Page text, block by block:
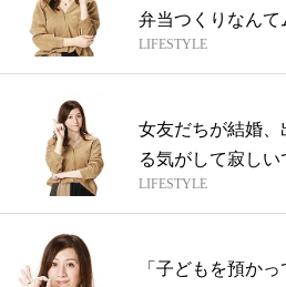
弁当つくりなん
野...
LIFESTYLE
女友だちが結婚
る気がして寂し
野々...
LIFESTYLE
「子どもを預か